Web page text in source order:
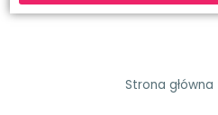
Strona główna